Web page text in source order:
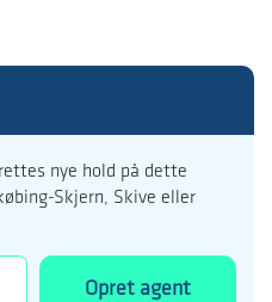
nye hold på dette
Skjern, Skive eller
Opret agent